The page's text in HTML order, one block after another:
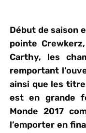
Début de saison
pointe
Carthy, les
remportant
ainsi que les
est en grande
Monde 2017
l’emporter en